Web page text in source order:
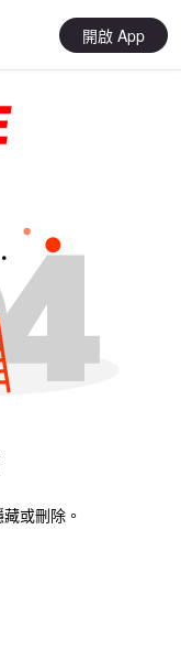
開啟 App
或刪除。